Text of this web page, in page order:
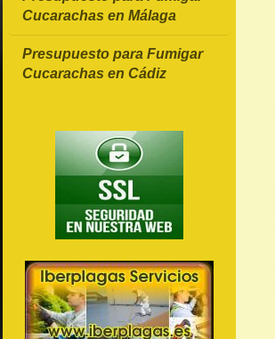
Cucarachas en Málaga
Presupuesto para Fumigar
Cucarachas en Cádiz